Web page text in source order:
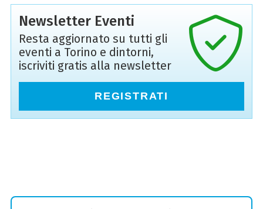
Newsletter Eventi
Resta aggiornato su tutti gli
eventi a Torino e dintorni,
iscriviti gratis alla newsletter
REGISTRATI